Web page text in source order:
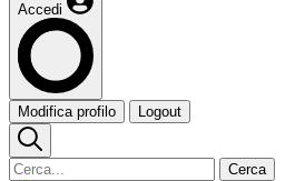
Accedi
Modifica profilo Logout
Cerca